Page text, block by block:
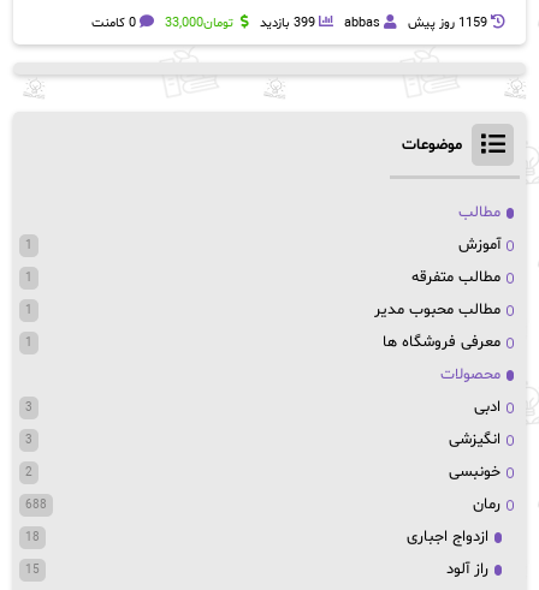
1159 روز پيش abbas 399 بازدید تومان33,000 0 کامنت
موضوعات
مطالب
آموزش
1
مطالب متفرقه 1
مطالب محبوب مدیر 1
معرفی فروشگاه ها 1
محصولات
ادبی
3
انگیزشی 3
خونبسی 2
رمان 688
ازدواج اجباری 18
راز آلود 15